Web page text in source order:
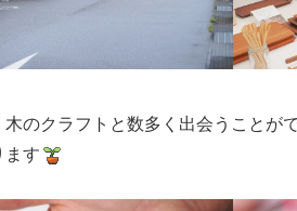
のクラフトと数多く出会うことが
ます